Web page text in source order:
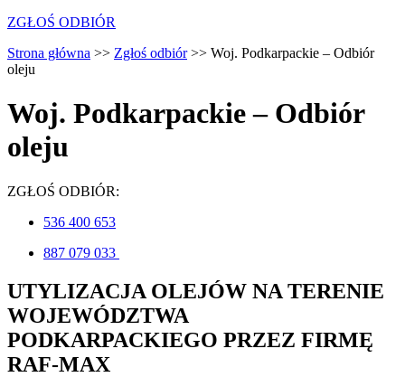
ZGŁOŚ ODBIÓR
Strona główna >> Zgłoś odbiór>> Woj. Podkarpackie – Odbiór
oleju
Woj. Podkarpackie – Odbiór
oleju
ZGŁOŚ ODBIÓR:
536 400 653
887 079 033
UTYLIZACJA OLEJÓW NA TERENIE
WOJEWÓDZTWA
PODKARPACKIEGO PRZEZ FIRMĘ
RAF-MAX